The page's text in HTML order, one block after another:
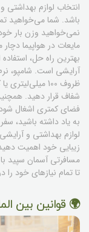
انتخاب لوازم بهداشتی
باشد. شما می‌خواهید
نمی‌خواهید وزن بار
مایعات در هواپیما
بهترین راه حل،
آرایشی است. شامپو،
ظروف 100
شفاف قرار دهید.
فضای کمتری اشغال
به یاد داشته باشید،
لوازم بهداشتی و
زیبایی خود اهمیت
مسافرتی آسمان سپید
تا تمام نیازهای خود را
🌍 قوانین بین